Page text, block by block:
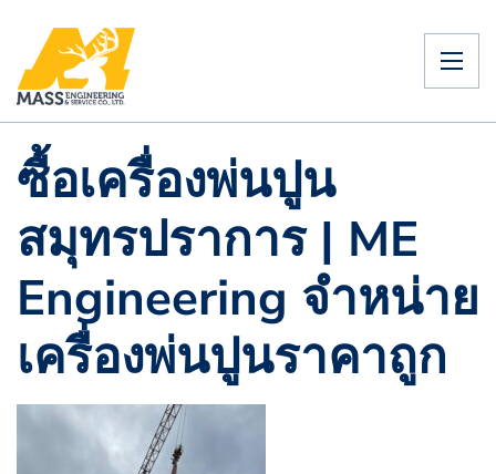
ซื้อเครื่องพ่นปูน
สมุทรปราการ | ME
Engineering จำหน่าย
เครื่องพ่นปูนราคาถูก